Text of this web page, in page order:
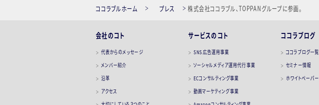
ココラブルホーム プレス 株式会社ココラブル、TOPPANグループに参画。
〜成長の第2ステージへ～
会社のコト
代表からのメッセージ
メンバー紹介
沿革
アクセス
サービスのコト
SNS広告運用事業
ソーシャルメディア運用代行事業
ECコンサルティング事業
動画マーケティング事業
ココラブログ
ココラブログ一覧
セミナー情報
ホワイトペーパー